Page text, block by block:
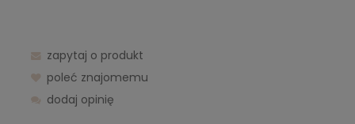
zapytaj o produkt
poleć znajomemu
dodaj opinię